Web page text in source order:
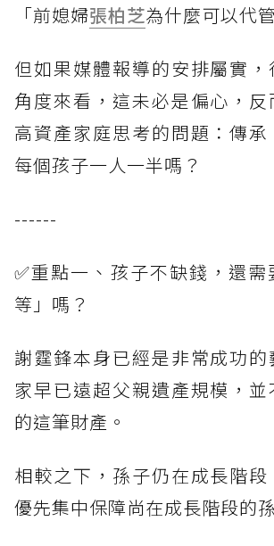
「前媳婦張柏芝為什麼可以代
但如果媒體報導的安排屬實
角度來看，這未必是偏心，
高資產家庭思考的問題：傳
每個孩子一人一半嗎？
------
✅重點一、孩子不缺錢，還
等」嗎？
謝霆鋒本身已經是非常成功
家早已遠超父親遺產規模，
的這筆財產。
相較之下，孫子仍在成長階
優先集中保障尚在成長階段的